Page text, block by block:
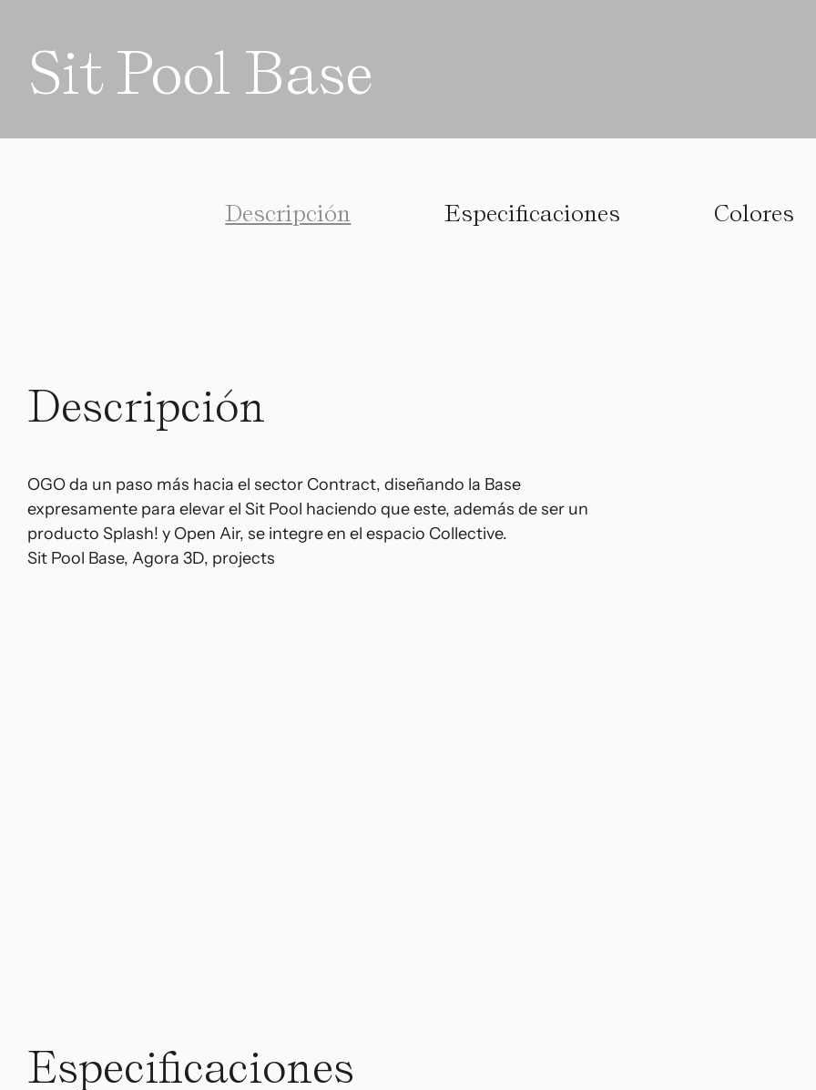
Sit Pool Base
Descripción Especificaciones Colores
Descripción
OGO da un paso más hacia el sector Contract, diseñando la Base
expresamente para elevar el Sit Pool haciendo que este, además de ser un
producto Splash! y Open Air, se integre en el espacio Collective.
Sit Pool Base, Agora 3D, projects
Especificaciones